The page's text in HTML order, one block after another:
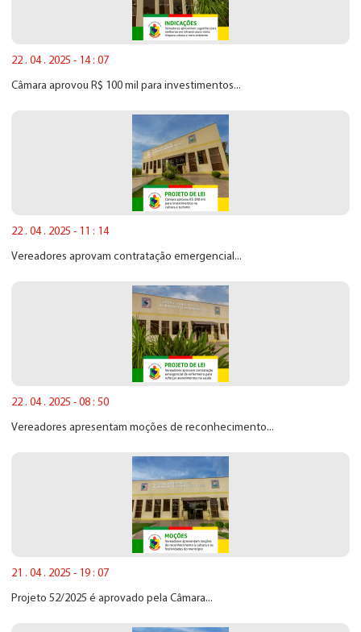
22 . 04 . 2025 - 14 : 07
Câmara aprovou R$ 100 mil para investimentos...
22 . 04 . 2025 - 11 : 14
Vereadores aprovam contratação emergencial...
22 . 04 . 2025 - 08 : 50
Vereadores apresentam moções de reconhecimento...
21 . 04 . 2025 - 19 : 07
Projeto 52/2025 é aprovado pela Câmara...